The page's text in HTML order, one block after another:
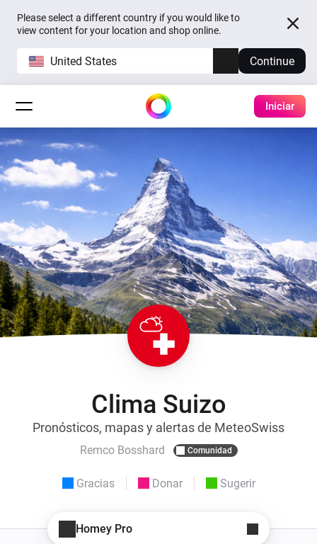
Please select a different country if you would like to
view content for your location and shop online.
United States Continue
Iniciar
Clima Suizo
Pronósticos, mapas y alertas de MeteoSwiss
Remco Bosshard Comunidad
Gracias Donar Sugerir
Homey Pro